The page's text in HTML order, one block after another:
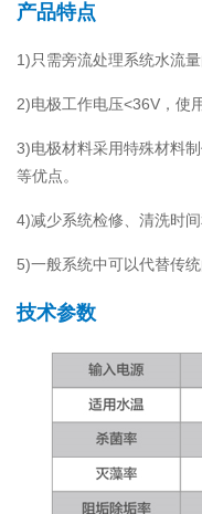
产品特点
1)只需旁流处理系统水流
2)电极工作电压<36V，使
3)电极材料采用特殊材料
等优点。
4)减少系统检修、清洗时间
5)一般系统中可以代替传
技术参数